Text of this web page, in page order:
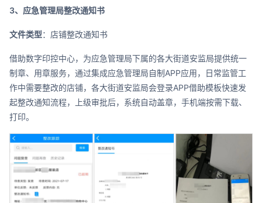
3、应急管理局整改通知书
文件类型：店铺整改通知书
借助数字印控中心，为应急管理局下属的各大街道安监局提供统一
制章、用章服务，通过集成应急管理局自制APP应用，日常监管工
作中需要整改的店铺，各大街道安监局会登录APP借助模板快速发
起整改通知流程，上级审批后，系统自动盖章，手机端按需下载、
打印。